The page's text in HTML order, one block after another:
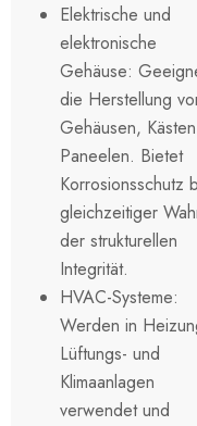
Elektrische und
elektronische
Gehäuse:
die Herstellung
Gehäusen,
Paneelen. Bietet
Korrosionsschutz
gleichzeitiger
der strukturellen
Integrität.
HVAC-Systeme:
Werden in
Lüftungs- und
Klimaanlagen
verwendet und